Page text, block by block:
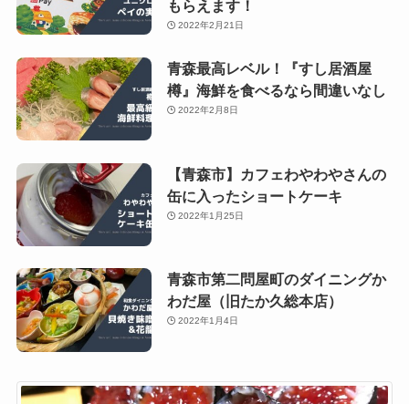
もらえます！
2022年2月21日
青森最高レベル！『すし居酒屋
樽』海鮮を食べるなら間違いなし
2022年2月8日
【青森市】カフェわやわやさんの
缶に入ったショートケーキ
2022年1月25日
青森市第二問屋町のダイニングか
わだ屋（旧たか久総本店）
2022年1月4日